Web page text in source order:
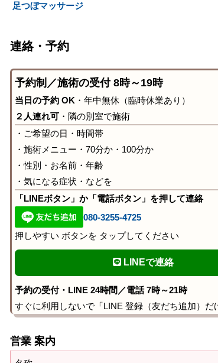
足つぼマッサージ
連絡・予約
予約制／施術の受付 8時～19時
当日の予約 OK ・年中無休（臨時休業あり）
２人連れ可・隣の別室で施術
・ご希望の日・時間帯
・施術メニュー・70分か・100分か
・性別・お名前・年齢
・気になる症状・などを
「LINEボタン」か「電話ボタン」を押して連絡
080-3255-4725
押しやすい ボタンを タップしてください
LINEで連絡
予約の受付・LINE 24時間／電話 7時～21時
すぐに利用しないで「LINE 登録（友だち追加）だ
営業 案内